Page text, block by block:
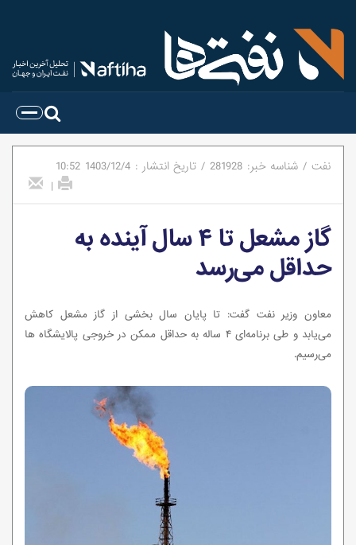
نفت / شناسه خبر: 281928
/ تاریخ انتشار : 1403/12/4
10:52
|
گاز مشعل تا ۴ سال آینده به
حداقل می‌رسد
معاون وزیر نفت گفت: تا پایان سال بخشی از گاز مشعل کاهش
می‌یابد و طی برنامه‌ای ۴ ساله به حداقل ممکن در خروجی پالایشگاه ها
می‌رسیم.